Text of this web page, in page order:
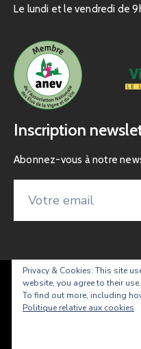
Le lundi et le vendredi de
Inscription
Abonnez-vous à notre
Taradeau – site officiel de
Privacy & Cookies: This site
website, you agree to their use.
To find out more, including
Politique relative aux cookies